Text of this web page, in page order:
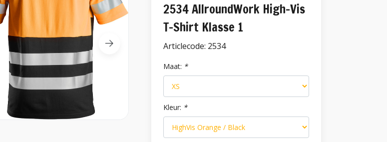
2534 AllroundWork High-Vis
T-Shirt Klasse 1
Articlecode: 2534
Maat: *
Kleur: *